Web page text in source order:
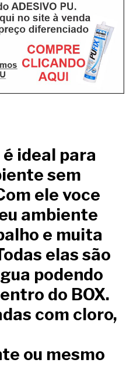
é ideal para
sem
ele voce
ambiente
e muita
elas são
podendo
do BOX.
com cloro,
ou mesmo